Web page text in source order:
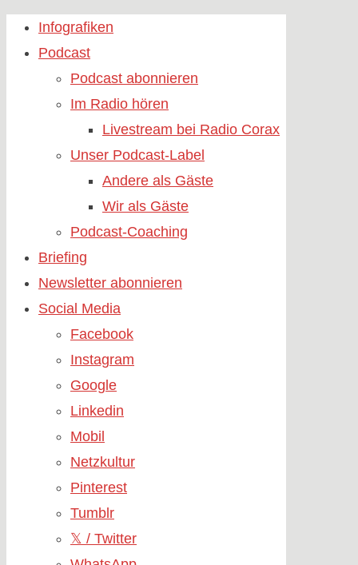
Skip
Infografiken
Podcast
Podcast abonnieren
Im Radio hören
Livestream bei Radio Corax
Unser Podcast-Label
Andere als Gäste
Wir als Gäste
Podcast-Coaching
Briefing
Newsletter abonnieren
Social Media
Facebook
Instagram
Google
Linkedin
Mobil
Netzkultur
Pinterest
Tumblr
𝕏 / Twitter